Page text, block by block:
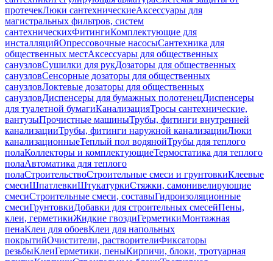
протечекЛюки сантехническиеАксессуары для
магистральных фильтров, систем
сантехническихФитингиКомплектующие для
инсталляцийОпрессовочные насосыСантехника для
общественных местАксессуары для общественных
санузловСушилки для рукДозаторы для общественных
санузловСенсорные дозаторы для общественных
санузловЛоктевые дозаторы для общественных
санузловДиспенсеры для бумажных полотенецДиспенсеры
для туалетной бумагиКанализацияТросы сантехнические,
вантузыПрочистные машиныТрубы, фитинги внутренней
канализацииТрубы, фитинги наружной канализацииЛюки
канализационныеТеплый пол водянойТрубы для теплого
полаКоллекторы и комплектующиеТермостатика для теплого
полаАвтоматика для теплого
полаСтроительствоСтроительные смеси и грунтовкиКлеевые
смесиШпатлевкиШтукатуркиСтяжки, самонивелирующие
смесиСтроительные смеси, составыГидроизоляционные
смесиГрунтовкиДобавки для строительных смесейПены,
клеи, герметикиЖидкие гвоздиГерметикиМонтажная
пенаКлеи для обоевКлеи для напольных
покрытийОчистители, растворителиФиксаторы
резьбыКлеиГерметики, пеныКирпичи, блоки, тротуарная